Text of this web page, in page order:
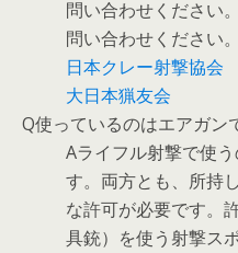
問い合わせください
問い合わせください。
日本クレー射撃協会
大日本猟友会
Q使っているのはエアガン
Aライフル射撃で使
す。両方とも、所持
な許可が必要です。
具銃）を使う射撃ス